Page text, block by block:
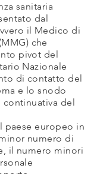
sanitaria
dal
il Medico di
che
pivot del
Nazionale
di contatto del
e lo snodo
continuativa del
paese europeo in
numero di
il numero minori